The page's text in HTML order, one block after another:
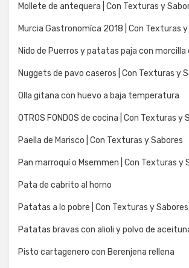
Mollete de antequera | Con Texturas y
Murcia Gastronomíca 2018 | Con Texturas
Nido de Puerros y patatas paja con morcilla
Nuggets de pavo caseros | Con Texturas y
Olla gitana con huevo a baja temperatura
OTROS FONDOS de cocina | Con Texturas y
Paella de Marisco | Con Texturas y Sabores
Pan marroquí o Msemmen | Con Texturas y
Pata de cabrito al horno
Patatas a lo pobre | Con Texturas y Sabores
Patatas bravas con alioli y polvo de
Pisto cartagenero con Berenjena rellena